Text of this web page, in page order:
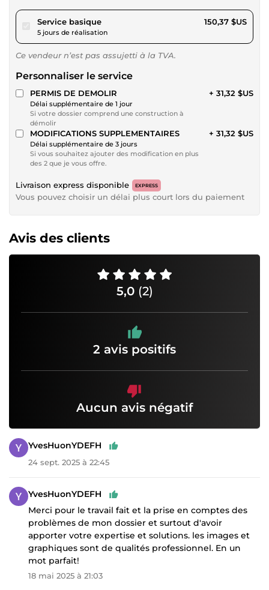
Service basiquepour 138,59 $US
5 jours de réalisation
150,37 $US
Ce vendeur n’est pas assujetti à la TVA.
Personnaliser le service
PERMIS DE DEMOLIR
Délai supplémentaire de 1 jour
Si votre dossier comprend une construction à
démolir
+ 31,32 $US
MODIFICATIONS SUPPLEMENTAIRES
Délai supplémentaire de 3 jours
Si vous souhaitez ajouter des modification en plus
des 2 que je vous offre.
+ 31,32 $US
Livraison express disponible EXPRESS
Vous pouvez choisir un délai plus court lors du paiement
Avis des clients
5,0 (2)
2 avis positifs
Aucun avis négatif
YvesHuonYDEFH
24 sept. 2025 à 22:45
YvesHuonYDEFH
Merci pour le travail fait et la prise en comptes des
problèmes de mon dossier et surtout d'avoir
apporter votre expertise et solutions. les images et
graphiques sont de qualités professionnel. En un
mot parfait!
18 mai 2025 à 21:03